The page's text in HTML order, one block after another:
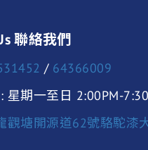
聯絡我們
/ 64366009
星期一至日 2:00PM-
觀塘開源道62號駱駝漆